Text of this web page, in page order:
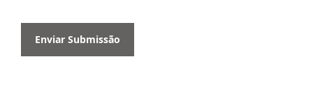
Enviar Submissão